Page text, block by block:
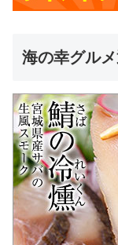
海の幸グル